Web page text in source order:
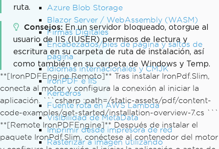
Azure Blob Storage
Blazor Server / WebAssembly (WASM)
Firmas Digitales
Encabezados/pies de página y saltos de
página
Idiomas internacionales y CMJK
IronPDF e IIS
Kerberos
Fuente rota en AWS Lambda
Visibilidad de MetaData
Imprimir desde impresora de red
Rasterizar a imagen utilizando
ruta.
Consejos En un servidor bloqueado, otorgue al
usuario de IIS (IUSER) permisos de lectura y
escritura en su carpeta de ruta de instalación, así
como también en su carpeta de Windows y Temp.
**[IronPDFEngine Remoto]** Tras instalar IronPdf.Slim,
conecta al motor y configura la conexión al iniciar la
aplicación. ```csharp :path=/static-assets/pdf/content-
code-examples/get-started/installation-overview-7.cs ```
**[Remote IronPDFEngine]** Después de instalar el
paquete IronPdf.Slim, conéctese al contenedor del motor